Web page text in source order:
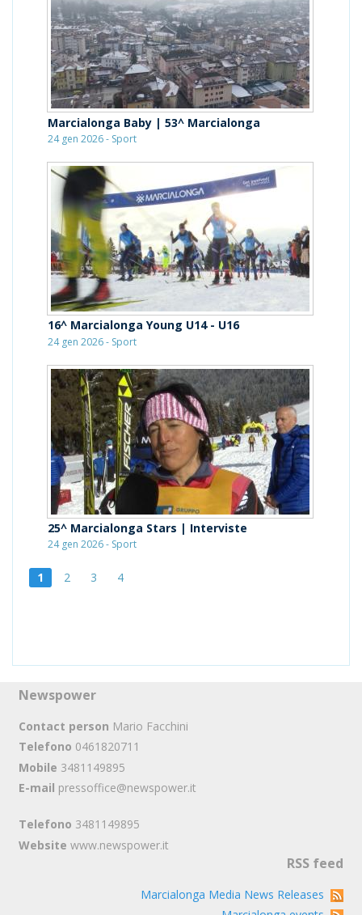
Marcialonga Baby | 53^ Marcialonga
24 gen 2026 - Sport
16^ Marcialonga Young U14 - U16
24 gen 2026 - Sport
25^ Marcialonga Stars | Interviste
24 gen 2026 - Sport
1 2 3 4
Newspower
Contact person Mario Facchini
Telefono 0461820711
Mobile 3481149895
E-mail pressoffice@newspower.it
Telefono 3481149895
Website www.newspower.it
RSS feed
Marcialonga Media News Releases